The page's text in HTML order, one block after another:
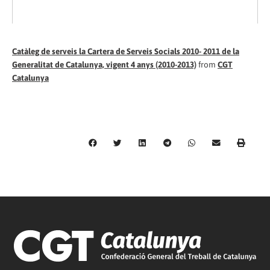
Catàleg de serveis la Cartera de Serveis Socials 2010- 2011 de la
Generalitat de Catalunya, vigent 4 anys (2010-2013)from CGT
Catalunya